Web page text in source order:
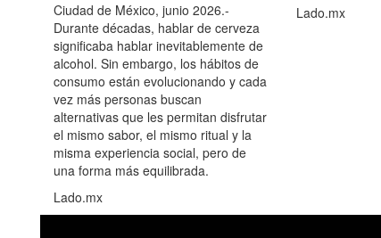
Ciudad de México, junio 2026.-
Durante décadas, hablar de cerveza
significaba hablar inevitablemente de
alcohol. Sin embargo, los hábitos de
consumo están evolucionando y cada
vez más personas buscan
alternativas que les permitan disfrutar
el mismo sabor, el mismo ritual y la
misma experiencia social, pero de
una forma más equilibrada.
Lado.mx
Lado.mx